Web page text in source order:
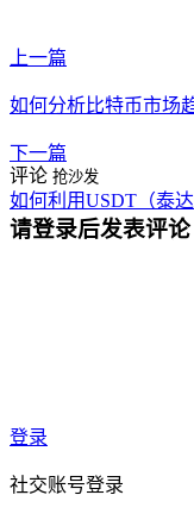
上一篇
如何分析比特币市场
下一篇
如何利用USDT（泰
评论 抢沙发
请登录后发表评论
登录
社交账号登录